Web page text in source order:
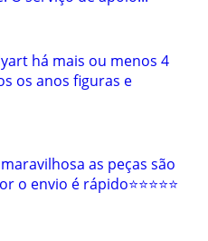
há mais ou menos 4
os anos figuras e
as peças são
envio é rápido⭐️⭐️⭐️⭐️⭐️